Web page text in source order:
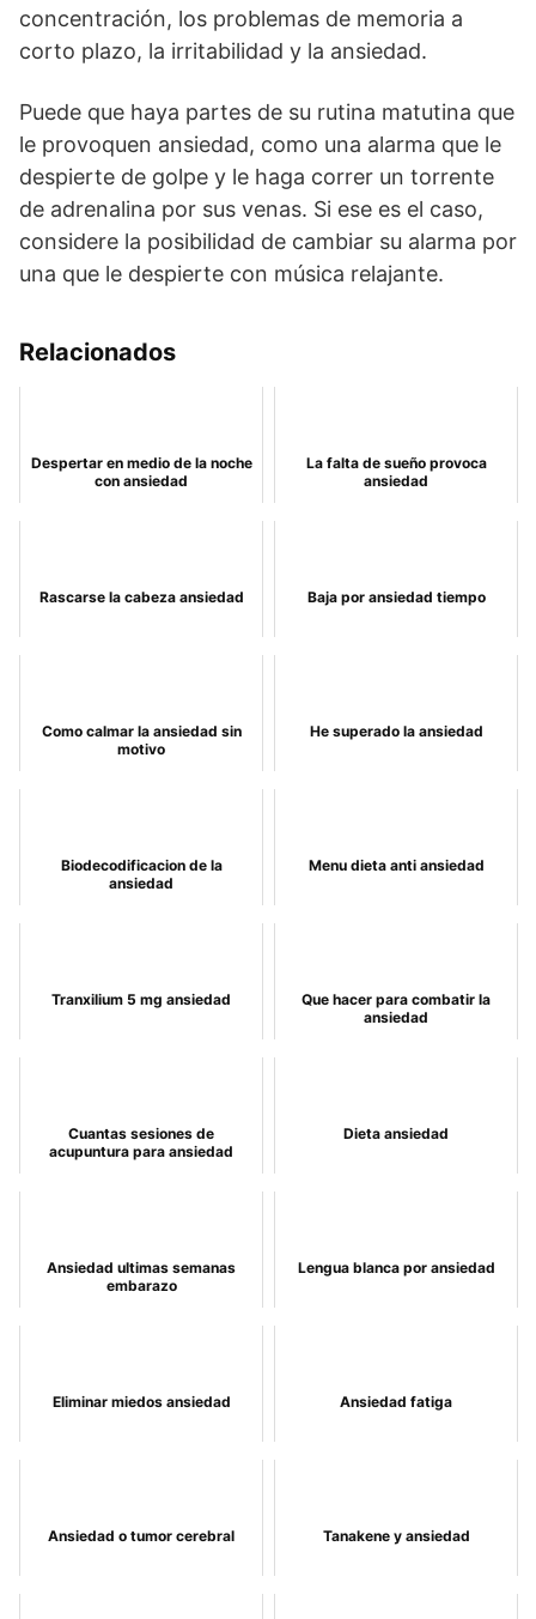
concentración, los problemas de memoria a
corto plazo, la irritabilidad y la ansiedad.
Puede que haya partes de su rutina matutina que
le provoquen ansiedad, como una alarma que le
despierte de golpe y le haga correr un torrente
de adrenalina por sus venas. Si ese es el caso,
considere la posibilidad de cambiar su alarma por
una que le despierte con música relajante.
Relacionados
Despertar en medio de la noche
con ansiedad
La falta de sueño provoca
ansiedad
Rascarse la cabeza ansiedad Baja por ansiedad tiempo
Como calmar la ansiedad sin
motivo
He superado la ansiedad
Biodecodificacion de la
ansiedad
Menu dieta anti ansiedad
Tranxilium 5 mg ansiedad
Que hacer para combatir la
ansiedad
Cuantas sesiones de
acupuntura para ansiedad
Dieta ansiedad
Ansiedad ultimas semanas
embarazo
Lengua blanca por ansiedad
Eliminar miedos ansiedad Ansiedad fatiga
Ansiedad o tumor cerebral Tanakene y ansiedad